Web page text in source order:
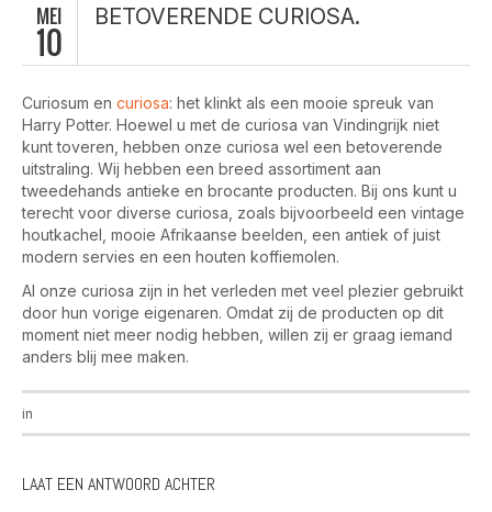
MEI
10
BETOVERENDE CURIOSA.
Curiosum en curiosa: het klinkt als een mooie spreuk van
Harry Potter. Hoewel u met de curiosa van Vindingrijk niet
kunt toveren, hebben onze curiosa wel een betoverende
uitstraling. Wij hebben een breed assortiment aan
tweedehands antieke en brocante producten. Bij ons kunt u
terecht voor diverse curiosa, zoals bijvoorbeeld een vintage
houtkachel, mooie Afrikaanse beelden, een antiek of juist
modern servies en een houten koffiemolen.
Al onze curiosa zijn in het verleden met veel plezier gebruikt
door hun vorige eigenaren. Omdat zij de producten op dit
moment niet meer nodig hebben, willen zij er graag iemand
anders blij mee maken.
in
LAAT EEN ANTWOORD ACHTER